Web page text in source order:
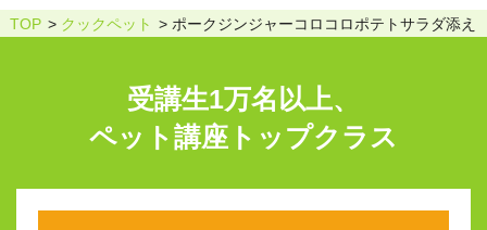
TOP クックペット ポークジンジャーコロコロポテトサラダ添え
受講生1万名以上、
ペット講座トップクラス